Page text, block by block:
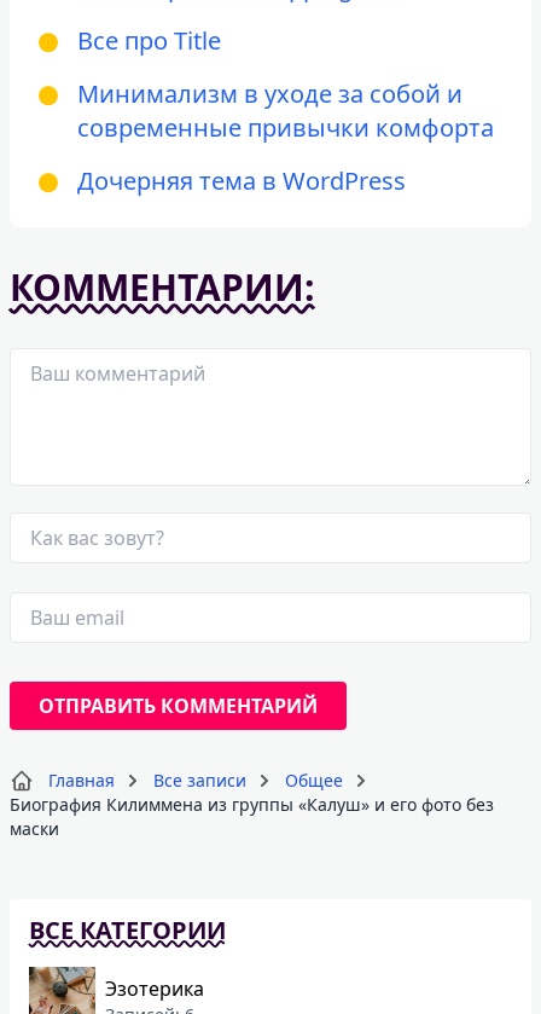
Все про Title
Минимализм в уходе за собой и
современные привычки комфорта
Дочерняя тема в WordPress
КОММЕНТАРИИ:
Главная Все записи
Общее
Биография Килиммена из группы «Калуш» и его фото без
маски
ВСЕ КАТЕГОРИИ
Эзотерика